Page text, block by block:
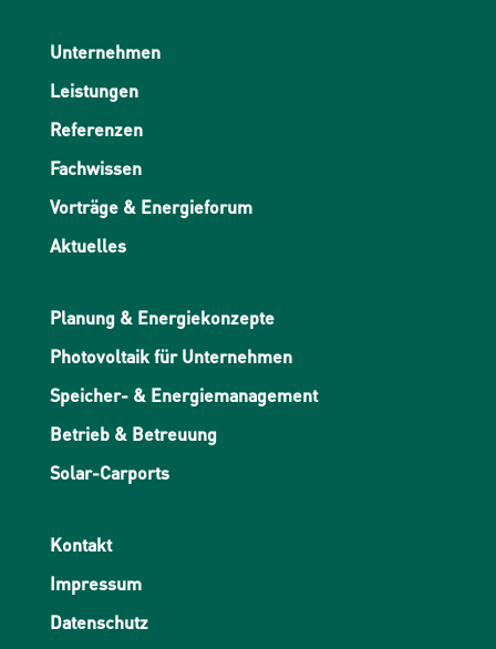
Unternehmen
Leistungen
Referenzen
Fachwissen
Vorträge & Energieforum
Aktuelles
Planung & Energiekonzepte
Photovoltaik für Unternehmen
Speicher- & Energiemanagement
Betrieb & Betreuung
Solar-Carports
Kontakt
Impressum
Datenschutz